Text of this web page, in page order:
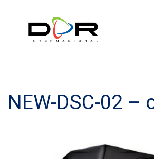
NEW-DSC-02 –